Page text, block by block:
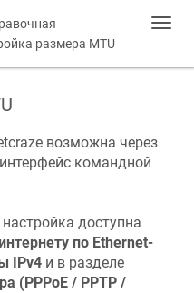
размера MTU
возможна через
командной
доступна
по Ethernet-
IPv4 и в разделе
(PPPoE / PPTP /